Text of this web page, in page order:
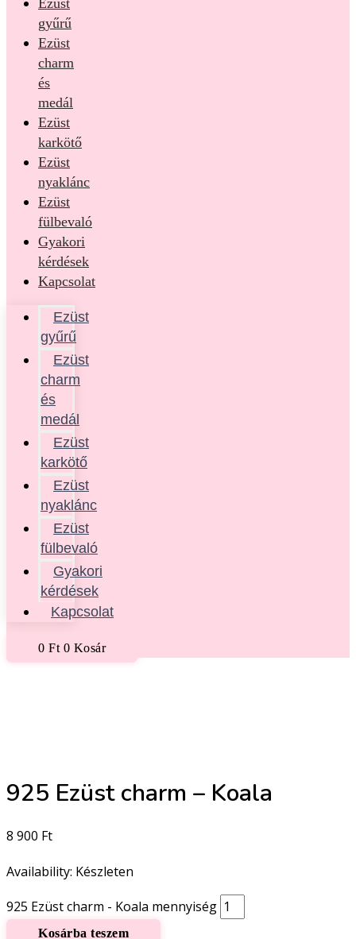
gyűrű
Ezüst
charm
és
medál
Ezüst
karkötő
Ezüst
nyaklánc
Ezüst
fülbevaló
Gyakori
kérdések
Kapcsolat
Ezüst
gyűrű
Ezüst
charm
és
medál
Ezüst
karkötő
Ezüst
nyaklánc
Ezüst
fülbevaló
Gyakori
kérdések
Kapcsolat
0 Ft 0 Kosár
925 Ezüst charm – Koala
8 900 Ft
Availability: Készleten
925 Ezüst charm - Koala mennyiség
Kosárba teszem